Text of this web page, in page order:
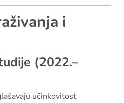
i
(2022.–
učinkovitost